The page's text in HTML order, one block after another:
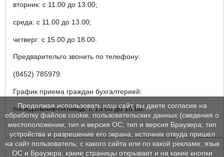
вторник: с 11.00 до 13.00;
среда: с 11.00 до 13.00;
четверг: с 15.00 до 18.00.
Предварительго звонить по телефону:
(8452) 785979.
График приема граждан бухгалтерией:
понедельник-пятница: с 15.00 до 18.00.
Продолжая использовать наш сайт, вы даете согласие на
обработку файлов cookie, пользовательских данных (сведения о
местоположении; тип и версия ОС; тип и версия Браузера; тип
устройства и разрешение его экрана; источник откуда пришел
на сайт пользователь; с какого сайта или по какой рекламе; язык
ОС и Браузера; какие страницы открывает и на какие кнопки